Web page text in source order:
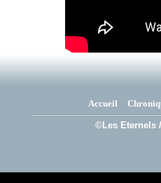
Accueil
©Les Eternels